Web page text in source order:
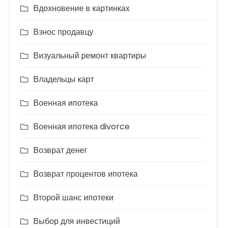
Вдохновение в картинках
Взнос продавцу
Визуальный ремонт квартиры
Владельцы карт
Военная ипотека
Военная ипотека divorce
Возврат денег
Возврат процентов ипотека
Второй шанс ипотеки
Выбор для инвестиций